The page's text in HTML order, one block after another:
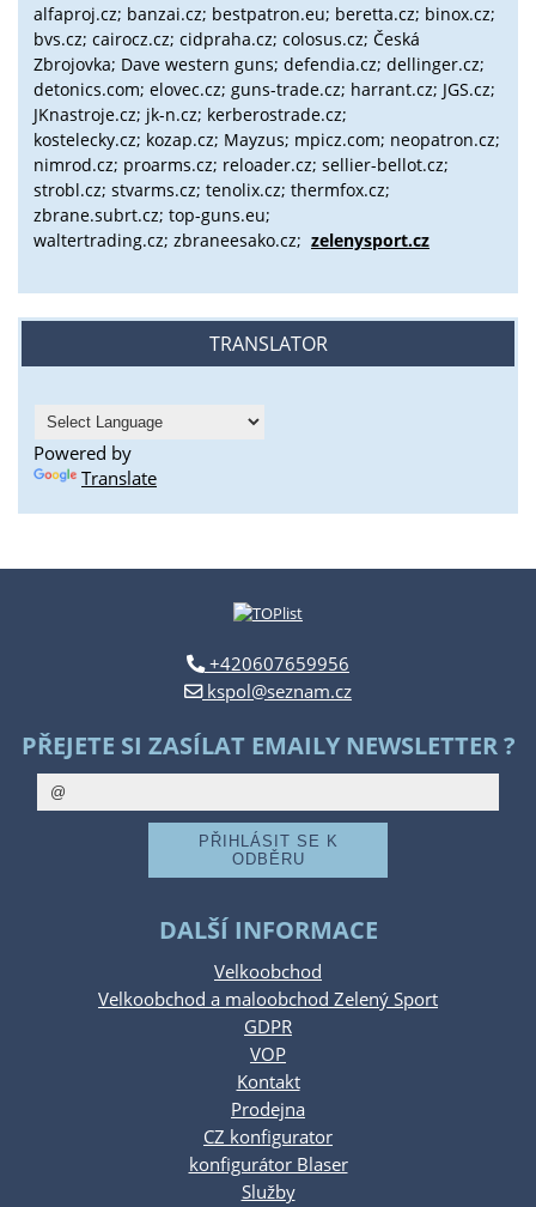
alfaproj.cz; banzai.cz; bestpatron.eu; beretta.cz; binox.cz;
bvs.cz; cairocz.cz; cidpraha.cz; colosus.cz; Česká
Zbrojovka; Dave western guns; defendia.cz; dellinger.cz;
detonics.com; elovec.cz; guns-trade.cz; harrant.cz; JGS.cz;
JKnastroje.cz; jk-n.cz; kerberostrade.cz;
kostelecky.cz; kozap.cz; Mayzus; mpicz.com; neopatron.cz;
nimrod.cz; proarms.cz; reloader.cz; sellier-bellot.cz;
strobl.cz; stvarms.cz; tenolix.cz; thermfox.cz;
zbrane.subrt.cz; top-guns.eu;
waltertrading.cz; zbraneesako.cz; zelenysport.cz
TRANSLATOR
Powered by
Translate
+420607659956
kspol@seznam.cz
PŘEJETE SI ZASÍLAT EMAILY NEWSLETTER ?
DALŠÍ INFORMACE
Velkoobchod
Velkoobchod a maloobchod Zelený Sport
GDPR
VOP
Kontakt
Prodejna
CZ konfigurator
konfigurátor Blaser
Služby